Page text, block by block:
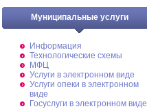
Муниципальные услуги
Информация
Технологические схемы
МФЦ
Услуги в электронном виде
Услуги опеки в электронном
виде
Госуслуги в электронном виде